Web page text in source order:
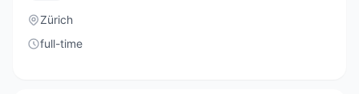
Zürich
full-time